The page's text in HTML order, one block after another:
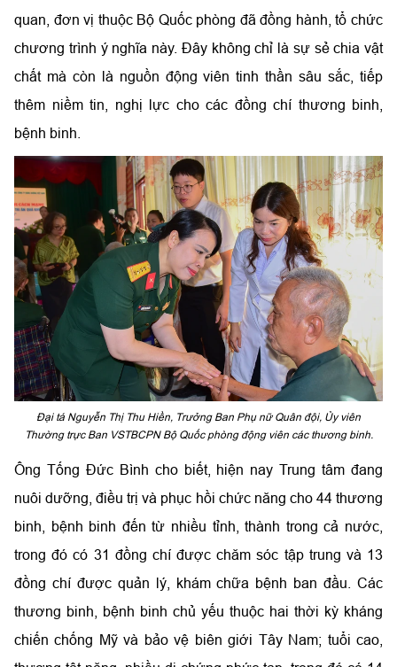
quan, đơn vị thuộc Bộ Quốc phòng đã đồng hành, tổ chức
chương trình ý nghĩa này. Đây không chỉ là sự sẻ chia vật
chất mà còn là nguồn động viên tinh thần sâu sắc, tiếp
thêm niềm tin, nghị lực cho các đồng chí thương binh,
bệnh binh.
Đại tá Nguyễn Thị Thu Hiền, Trưởng Ban Phụ nữ Quân đội, Ủy viên
Thường trực Ban VSTBCPN Bộ Quốc phòng động viên các thương binh.
Ông Tống Đức Bình cho biết, hiện nay Trung tâm đang
nuôi dưỡng, điều trị và phục hồi chức năng cho 44 thương
binh, bệnh binh đến từ nhiều tỉnh, thành trong cả nước,
trong đó có 31 đồng chí được chăm sóc tập trung và 13
đồng chí được quản lý, khám chữa bệnh ban đầu. Các
thương binh, bệnh binh chủ yếu thuộc hai thời kỳ kháng
chiến chống Mỹ và bảo vệ biên giới Tây Nam; tuổi cao,